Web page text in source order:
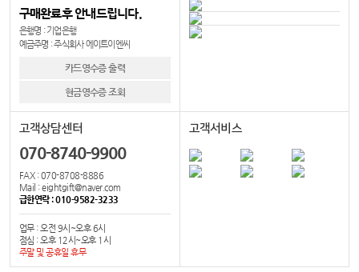
구매완료후 안내드립니다.
은행명 : 기업은행
예금주명 : 주식회사 에이트이엔씨
카드영수증 출력
현금영수증 조회
고객상담센터
070-8740-9900
FAX : 070-8708-8886
Mail : eightgift@naver.com
급한연락 : 010-9582-3233
업무 : 오전 9시~오후 6시
점심 : 오후 12시~오후 1시
주말 및 공휴일 휴무
고객서비스